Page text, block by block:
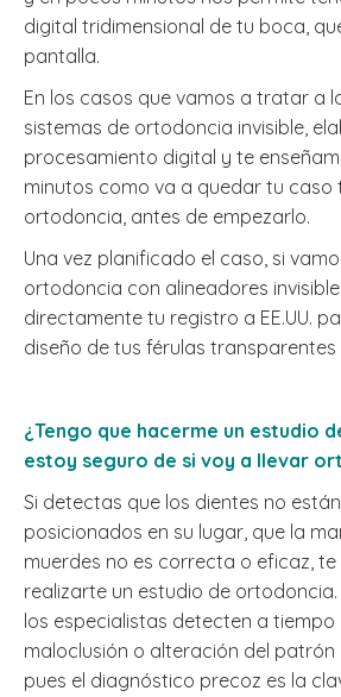
digital tridimensional de tu boca,
pantalla.
En los casos que vamos a tratar a
sistemas de ortodoncia invisible,
procesamiento digital y te
minutos como va a quedar tu caso
ortodoncia, antes de empezarlo.
Una vez planificado el caso, si
ortodoncia con alineadores
directamente tu registro a EE.UU.
diseño de tus férulas transparentes
¿Tengo que hacerme un estudio
estoy seguro de si voy a llevar
Si detectas que los dientes no
posicionados en su lugar, que la
muerdes no es correcta o eficaz,
realizarte un estudio de
los especialistas detecten a tiempo
maloclusión o alteración del patrón
pues el diagnóstico precoz es la